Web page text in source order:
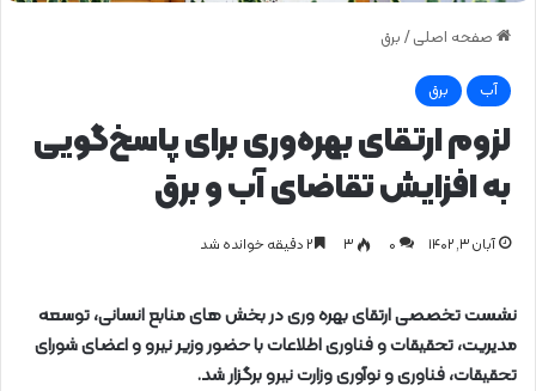
صفحه اصلی / برق
آب برق
لزوم ارتقای بهره‌وری برای پاسخ‌گویی
به افزایش تقاضای آب و برق
آبان ۳, ۱۴۰۲ 0 ۳
نشست تخصصی ارتقای بهره وری در بخش های منابع انسانی، توسعه
مدیریت، تحقیقات و فناوری اطلاعات با حضور وزیر نیرو و اعضای شورای
تحقیقات، فناوری و نوآوری وزارت نیرو برگزار شد.